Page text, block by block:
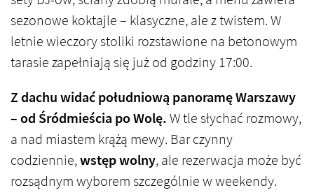
sezonowe koktajle – klasyczne, ale z twistem. W
letnie wieczory stoliki rozstawione na betonowym
tarasie zapełniają się już od godziny 17:00.
Z dachu widać południową panoramę Warszawy
– od Śródmieścia po Wolę.W tle słychać rozmowy,
a nad miastem krążą mewy. Bar czynny
codziennie,wstęp wolny, ale rezerwacja może być
rozsądnym wyborem szczególnie w weekendy.